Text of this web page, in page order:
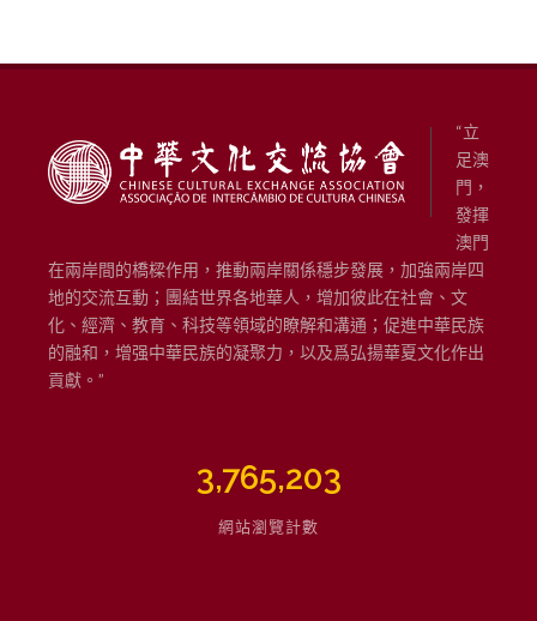
足澳
門，
發揮
澳門
在兩岸間的橋樑作用，推動兩岸關係穩步發展，加強兩岸四
地的交流互動；團結世界各地華人，增加彼此在社會、文
化、經濟、教育、科技等領域的瞭解和溝通；促進中華民族
的融和，增强中華民族的凝聚力，以及爲弘揚華夏文化作出
貢獻。”
網站瀏覽計數